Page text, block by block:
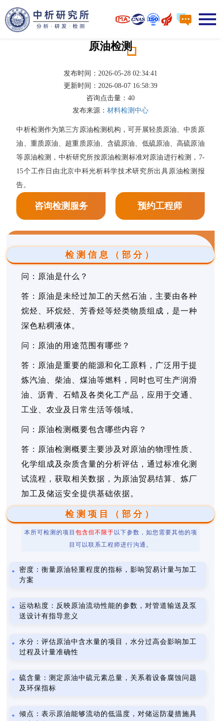
原油检测
发布时间：2026-05-28 02:34:41
更新时间：2026-08-07 16:58:39
咨询点击量： 40
发布来源： 材料检测中心
中析检测作为第三方原油检测机构，可开展轻质原油、中质原
油、重质原油、超重质原油、含硫原油、低硫原油、高硫原油
等原油检测，中析研究所按原油检测标准对原油进行检测，7-
15个工作日由北京中科光析科学技术研究所出具原油检测报
告。
咨询检测服务 预约工程师
检测信息（部分）
问：原油是什么？
答：原油是未经过加工的天然石油，主要由各种
烷烃、环烷烃、芳香烃等烃类物质组成，是一种
深色粘稠液体。
问：原油的用途范围有哪些？
答：原油是重要的能源和化工原料，广泛用于提
炼汽油、柴油、煤油等燃料，同时也可生产润滑
油、沥青、石蜡及各类化工产品，应用于交通、
工业、农业及日常生活等领域。
问：原油检测概要包含哪些内容？
答：原油检测概要主要涉及对原油的物理性质、
化学组成及杂质含量的分析评估，通过标准化测
试流程，获取相关数据，为原油贸易结算、炼厂
加工及储运安全提供基础依据。
检测项目（部分）
本所可检测的项目 包含但不限于 以下参数，如您需要其他的项
目可以联系工程师进行沟通。
密度：衡量原油轻重程度的指标，影响贸易计量与加工
方案
运动粘度：反映原油流动性能的参数，对管道输送及泵
送设计有指导意义
水分：评估原油中含水量的项目，水分过高会影响加工
过程及计量准确性
硫含量：测定原油中硫元素总量，关系着设备腐蚀问题
及环保指标
倾点：表示原油能够流动的低温度，对储运防凝措施具